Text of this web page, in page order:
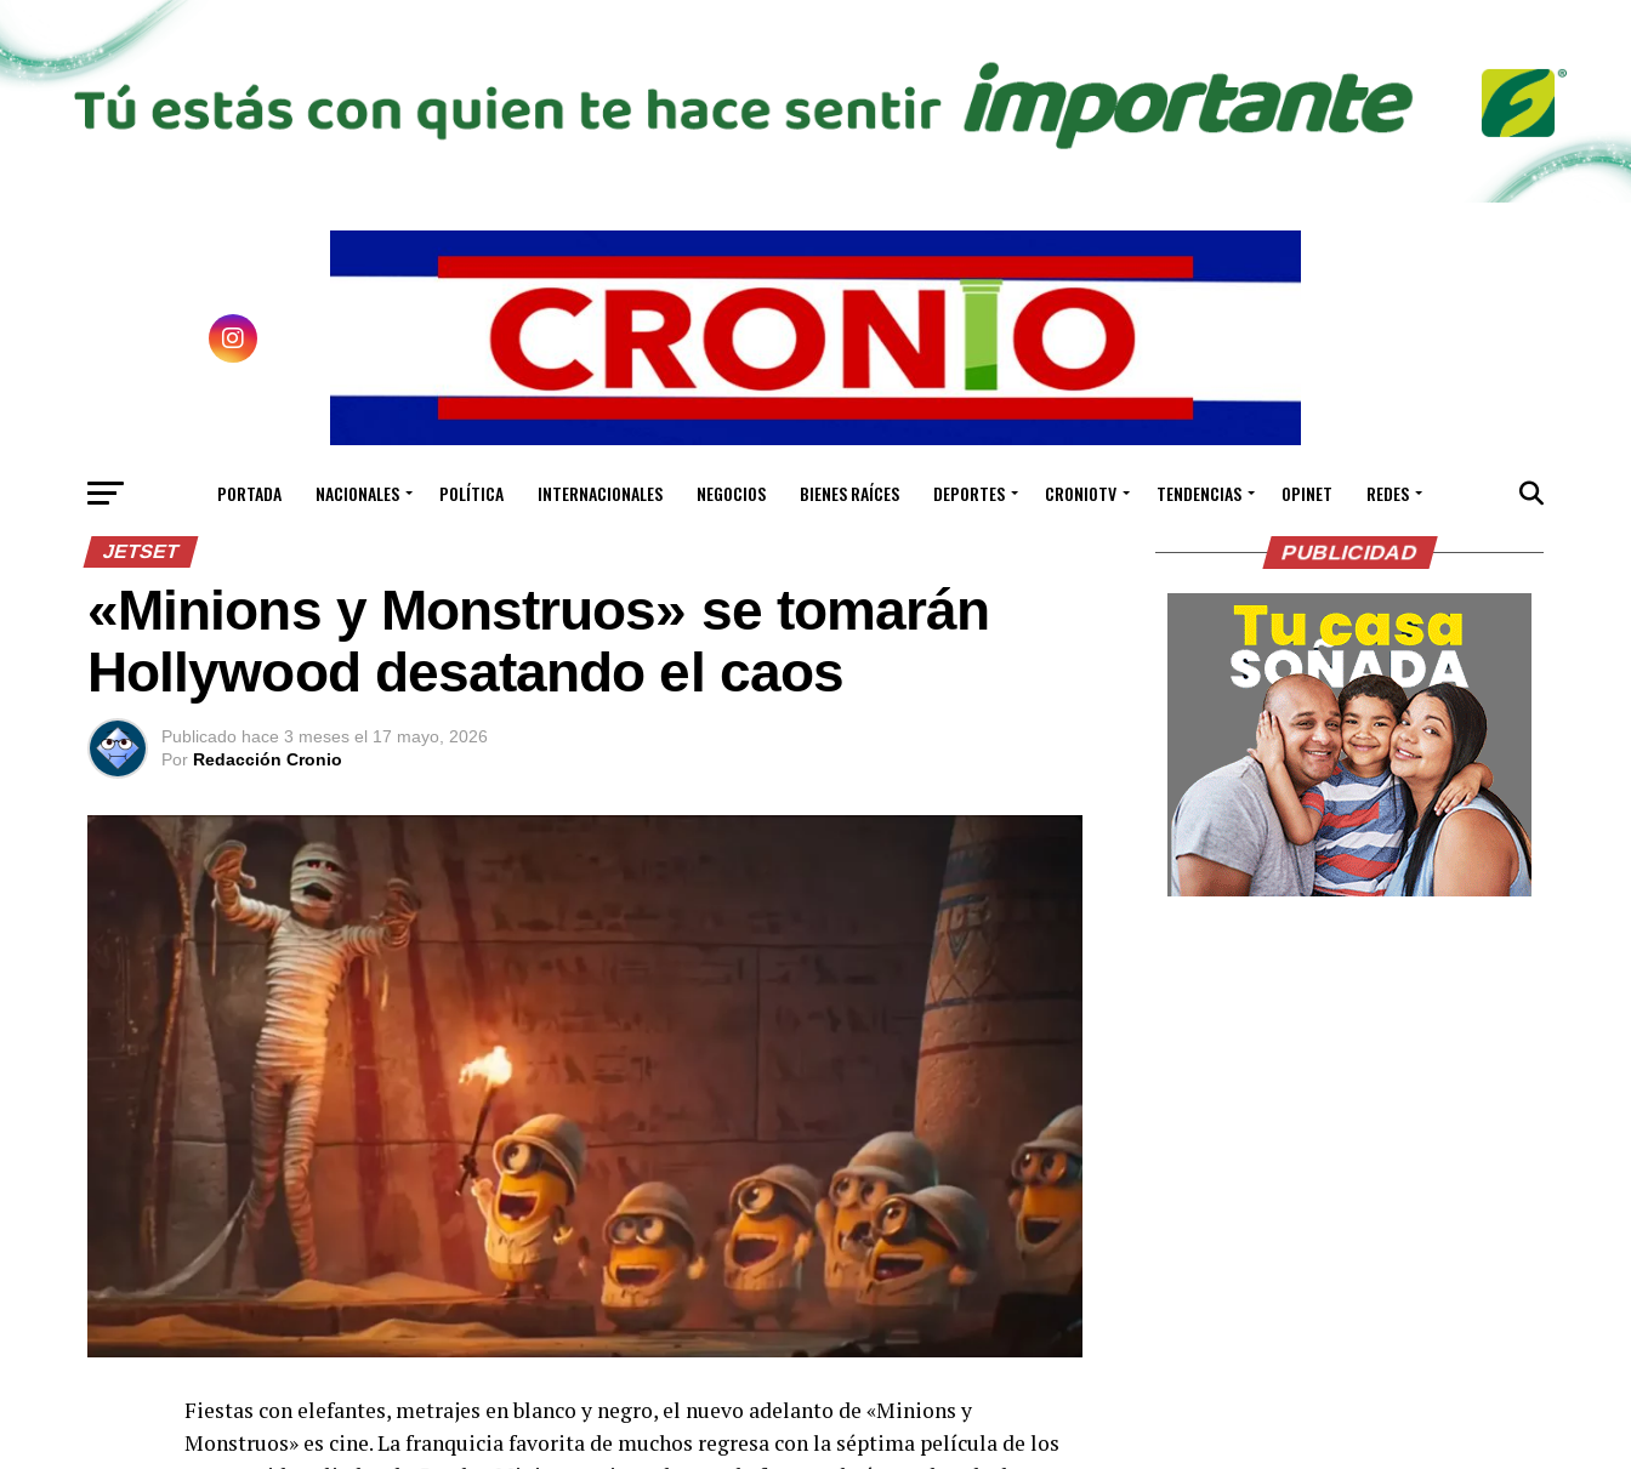
PORTADA NACIONALES POLÍTICA INTERNACIONALES NEGOCIOS BIENES RAÍCES DEPORTES CRONIOTV TENDENCIAS OPINET REDES
JETSET
«Minions y Monstruos» se tomarán
Hollywood desatando el caos
Publicado hace 3 meses el 17 mayo, 2026
Por Redacción Cronio
Fiestas con elefantes, metrajes en blanco y negro, el nuevo adelanto de «Minions y
Monstruos» es cine. La franquicia favorita de muchos regresa con la séptima película de los
PUBLICIDAD